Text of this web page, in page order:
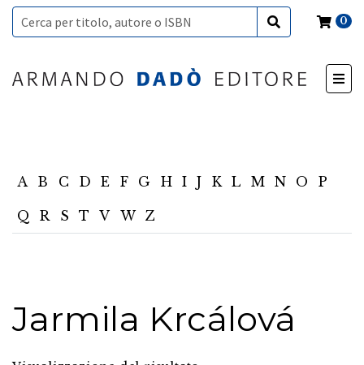
0
A B C D E F G H I J K L M N O P
Q R S T V W Z
Jarmila Krcálová